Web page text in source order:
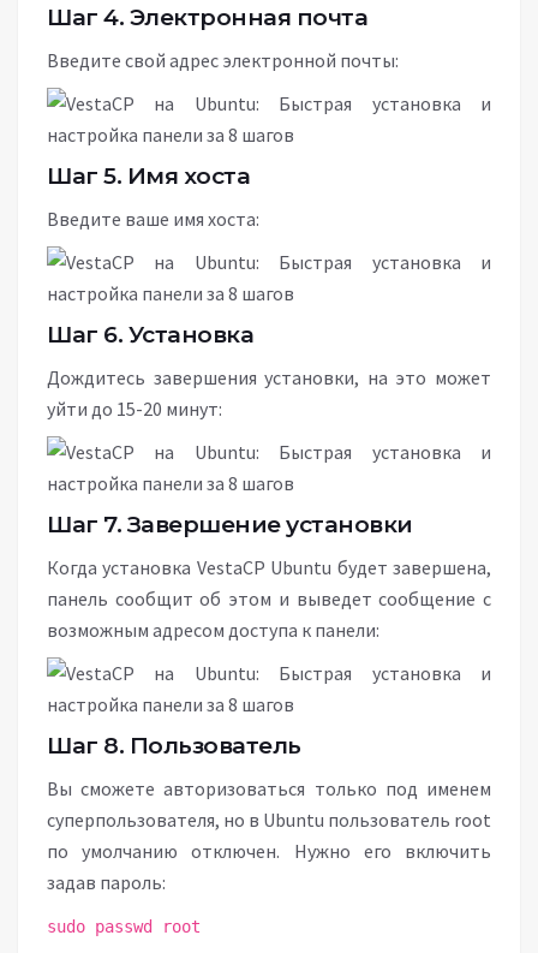
Шаг 4. Электронная почта
Введите свой адрес электронной почты:
Шаг 5. Имя хоста
Введите ваше имя хоста:
Шаг 6. Установка
Дождитесь завершения установки, на это может
уйти до 15-20 минут:
Шаг 7. Завершение установки
Когда установка VestaCP Ubuntu будет завершена,
панель сообщит об этом и выведет сообщение с
возможным адресом доступа к панели:
Шаг 8. Пользователь
Вы сможете авторизоваться только под именем
суперпользователя, но в Ubuntu пользователь root
по умолчанию отключен. Нужно его включить
задав пароль:
sudo passwd root